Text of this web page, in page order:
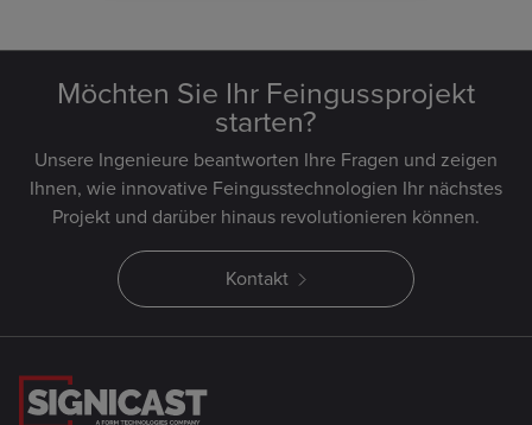
Möchten Sie Ihr Feingussprojekt
starten?
Unsere Ingenieure beantworten Ihre Fragen und zeigen
Ihnen, wie innovative Feingusstechnologien Ihr nächstes
Projekt und darüber hinaus revolutionieren können.
Kontakt